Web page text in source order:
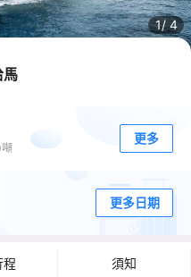
1/4
馬
噸
更多
更多日期
程 須知